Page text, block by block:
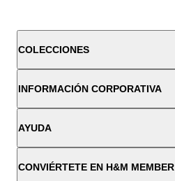
COLECCIONES
INFORMACIÓN CORPORATIVA
AYUDA
CONVIÉRTETE EN H&M MEMBER